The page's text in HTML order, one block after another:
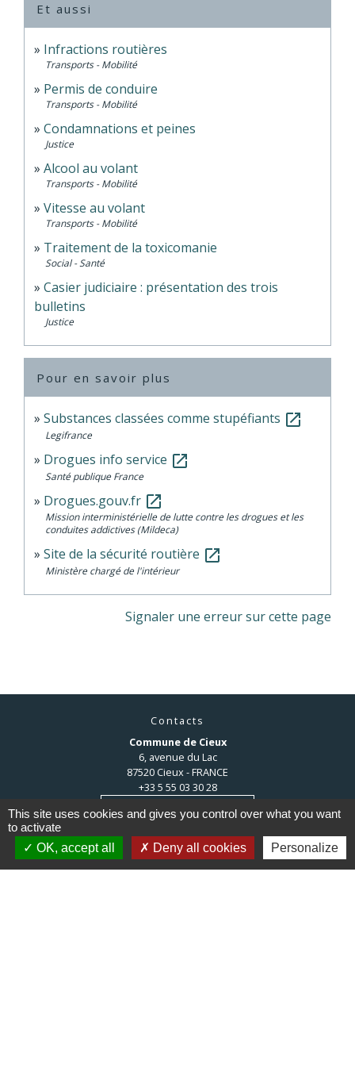
Et aussi
Infractions routières
Transports - Mobilité
Permis de conduire
Transports - Mobilité
Condamnations et peines
Justice
Alcool au volant
Transports - Mobilité
Vitesse au volant
Transports - Mobilité
Traitement de la toxicomanie
Social - Santé
Casier judiciaire : présentation des trois
bulletins
Justice
Pour en savoir plus
Substances classées comme stupéfiants open_in_new
Legifrance
Drogues info service open_in_new
Santé publique France
Drogues.gouv.fr open_in_new
Mission interministérielle de lutte contre les drogues et les
conduites addictives (Mildeca)
Site de la sécurité routière open_in_new
Ministère chargé de l'intérieur
Signaler une erreur sur cette page
Contacts
Commune de Cieux
6, avenue du Lac
87520 Cieux - FRANCE
+33 5 55 03 30 28
Contact par formulaire
This site uses cookies and gives you control over what you want
to activate
OK, accept all
Deny all cookies Personalize